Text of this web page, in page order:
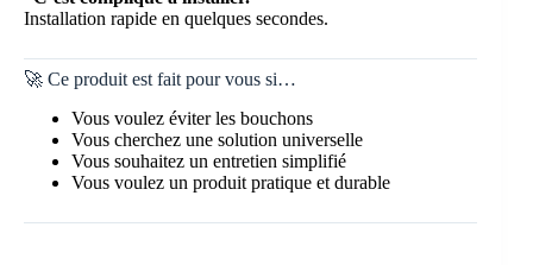
Installation rapide en quelques secondes.
🚀 Ce produit est fait pour vous si…
Vous voulez éviter les bouchons
Vous cherchez une solution universelle
Vous souhaitez un entretien simplifié
Vous voulez un produit pratique et durable